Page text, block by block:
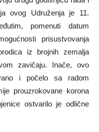
ovog Udruženja je 11.
pomenuti datum
prisustvovanja
iz brojnih zemalja
zavičaju. Inače, ovo
i počelo sa radom
prouzrokovane korona
ostvarilo je odlične